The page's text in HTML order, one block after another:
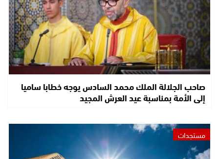
صاحب الجلالة الملك محمد السادس يوجه خطابا ساميا
إلى الأمة بمناسبة عيد العرش المجيد
مستجدات